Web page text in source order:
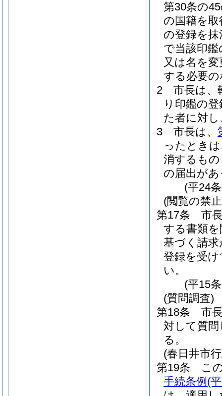
第30条の
の国籍を
の登録を
で当該印
又は名を
する必要
2
市長は、
り印鑑の
た者に対
3
市長は、
ったとき
消するも
の届出が
(平24
(閲覧の禁
第17条
市
する書類
基づく請
登録を受
い。
(平15
(質問調査)
第18条
市
対して質
る。
(春日井市
第19条
こ
手続条例 (